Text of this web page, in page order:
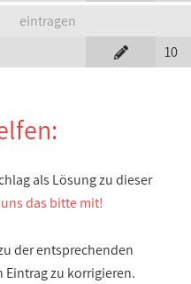
eintragen
10
als Lösung zu dieser
das bitte mit!
der entsprechenden
zu korrigieren.